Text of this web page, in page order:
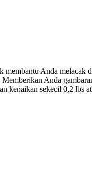
Anda melacak
Anda
kenaikan sekecil 0,2 lbs